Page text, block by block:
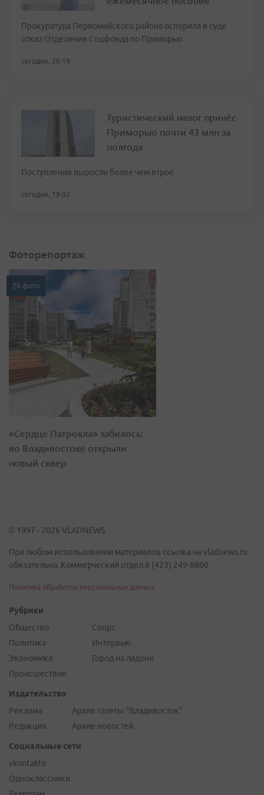
Прокуратура Первомайского района оспорила в суде
отказ Отделения Соцфонда по Приморью
сегодня, 20:19
Туристический налог принёс
Приморью почти 43 млн за
полгода
Поступления выросли более чем втрое
сегодня, 19:02
Фоторепортаж
20 фото
«Сердце Патрокла» забилось:
во Владивостоке открыли
новый сквер
© 1997 - 2026 VLADNEWS
При любом использовании материалов ссылка на vladnews.ru
обязательна. Коммерческий отдел 8 (423) 249-8800
Политика обработки персональных данных
Рубрики
Общество
Политика
Экономика
Происшествия
Спорт
Интервью
Город на ладони
Издательство
Реклама
Редакция
Архив газеты "Владивосток"
Архив новостей
Социальные сети
vkontakte
Одноклассники